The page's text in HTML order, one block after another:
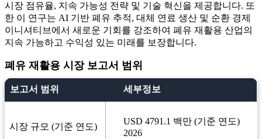
시장 점유율, 지속 가능성 전략 및 기술 혁신을 제공합니다. 또
한 이 연구는 AI 기반 폐유 추적, 대체 연료 생산 및 순환 경제
이니셔티브에서 새로운 기회를 강조하여 폐유 재활용 산업의
지속 가능하고 수익성 있는 미래를 보장합니다.
폐유 재활용 시장 보고서 범위
보고서 범위 세부정보
시장 규모 (기준 연도)
USD 4791.1 백만 (기준 연도)
2026